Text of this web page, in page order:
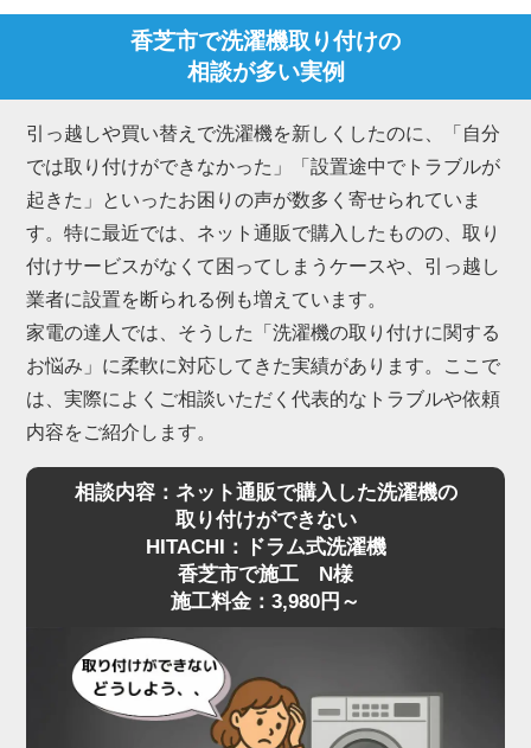
香芝市で洗濯機取り付けの
相談が多い実例
引っ越しや買い替えで洗濯機を新しくしたのに、「自分
では取り付けができなかった」「設置途中でトラブルが
起きた」といったお困りの声が数多く寄せられていま
す。特に最近では、ネット通販で購入したものの、取り
付けサービスがなくて困ってしまうケースや、引っ越し
業者に設置を断られる例も増えています。
家電の達人では、そうした「洗濯機の取り付けに関する
お悩み」に柔軟に対応してきた実績があります。ここで
は、実際によくご相談いただく代表的なトラブルや依頼
内容をご紹介します。
相談内容：ネット通販で購入した洗濯機の
取り付けができない
HITACHI：ドラム式洗濯機
香芝市で施工 N様
施工料金：3,980円～